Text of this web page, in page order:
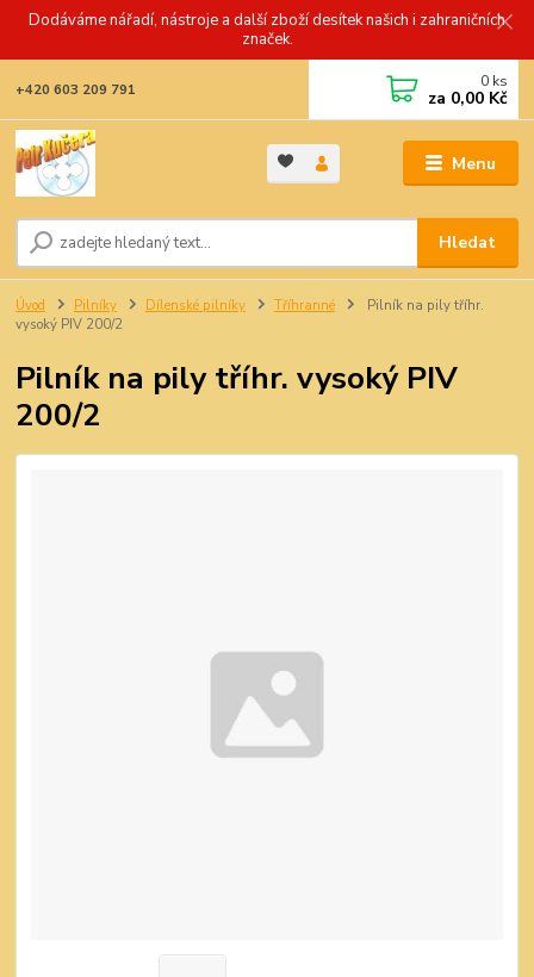
Dodáváme nářadí, nástroje a další zboží desítek našich i zahraničních
značek.
Menu
Hledat
+420 603 209 791 0 ks
za 0,00 Kč
Úvod Pilníky Dílenské pilníky Tříhranné
Pilník na pily tříhr.
vysoký PIV 200/2
Pilník na pily tříhr. vysoký PIV
200/2